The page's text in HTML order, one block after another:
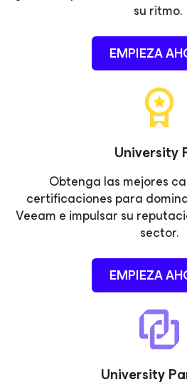
su ritmo.
EMPIEZA
University
Obtenga las mejores
certificaciones para
Veeam e impulsar su
sector.
EMPIEZA
University